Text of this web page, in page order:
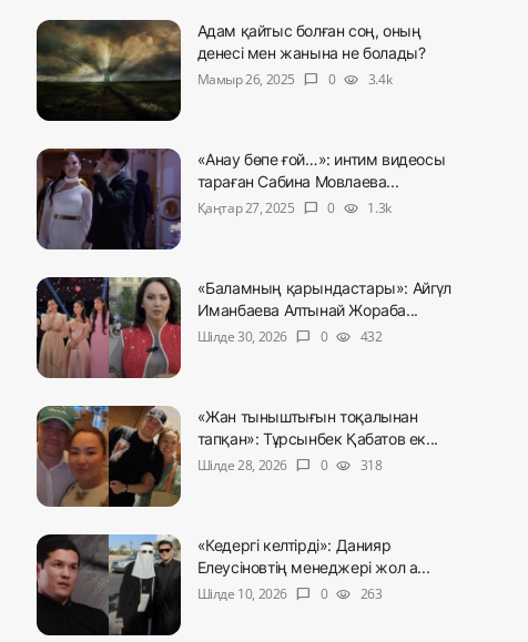
Адам қайтыс болған соң, оның
денесі мен жанына не болады?
Мамыр 26, 2025
chat_bubble 0 visibility 3.4k
«Анау бөпе ғой…»: интим видеосы
тараған Сабина Мовлаева...
Қаңтар 27, 2025
chat_bubble 0 visibility 1.3k
«Баламның қарындастары»: Айгүл
Иманбаева Алтынай Жораба...
Шілде 30, 2026
chat_bubble 0 visibility 432
«Жан тыныштығын тоқалынан
тапқан»: Тұрсынбек Қабатов ек...
Шілде 28, 2026
chat_bubble 0 visibility 318
«Кедергі келтірді»: Данияр
Елеусіновтің менеджері жол а...
Шілде 10, 2026
chat_bubble 0 visibility 263